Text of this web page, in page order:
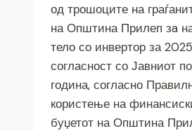
од трошоците на
на Општина Прилеп зa
тело со инвертор за
согласност со Јавниот
година, согласно
користење на
буџетот на Општина